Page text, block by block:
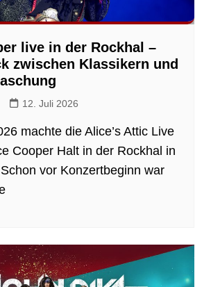
live in der Rockhal –
zwischen Klassikern und
12. Juli 2026
machte die Alice’s Attic Live
Cooper Halt in der Rockhal in
vor Konzertbeginn war